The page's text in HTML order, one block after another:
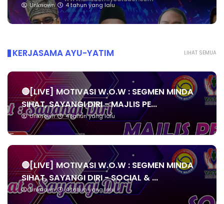
Unknown 4 tahun yang lalu
LIHAT SEMUA
KERJASAMA AYU-YATIM
🔴[LIVE] MOTIVASI W.O.W : SEGMEN MINDA
SIHAT, SAYANGI DIRI - MAJLIS PE...
Unknown 4 tahun yang lalu
🔴[LIVE] MOTIVASI W.O.W : SEGMEN MINDA
SIHAT, SAYANGI DIRI - SOCIAL & ...
Unknown 4 tahun yang lalu